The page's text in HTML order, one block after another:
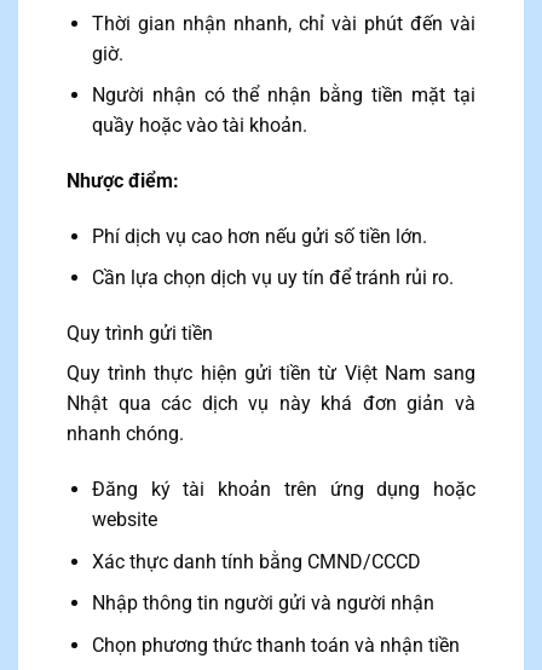
Thời gian nhận nhanh, chỉ vài phút đến vài
giờ.
Người nhận có thể nhận bằng tiền mặt tại
quầy hoặc vào tài khoản.
Nhược điểm:
Phí dịch vụ cao hơn nếu gửi số tiền lớn.
Cần lựa chọn dịch vụ uy tín để tránh rủi ro.
Quy trình gửi tiền
Quy trình thực hiện gửi tiền từ Việt Nam sang
Nhật qua các dịch vụ này khá đơn giản và
nhanh chóng.
Đăng ký tài khoản trên ứng dụng hoặc
website
Xác thực danh tính bằng CMND/CCCD
Nhập thông tin người gửi và người nhận
Chọn phương thức thanh toán và nhận tiền